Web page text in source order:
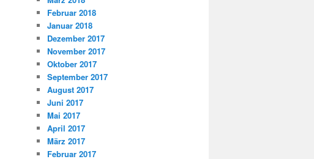
Februar 2018
Januar 2018
Dezember 2017
November 2017
Oktober 2017
September 2017
August 2017
Juni 2017
Mai 2017
April 2017
März 2017
Februar 2017